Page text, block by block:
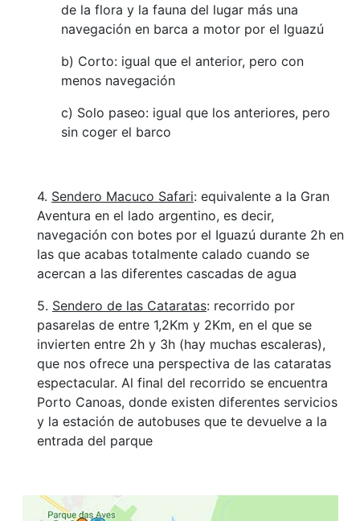
de la flora y la fauna del lugar más una
navegación en barca a motor por el Iguazú
b) Corto: igual que el anterior, pero con
menos navegación
c) Solo paseo: igual que los anteriores, pero
sin coger el barco
4. Sendero Macuco Safari: equivalente a la Gran
Aventura en el lado argentino, es decir,
navegación con botes por el Iguazú durante 2h en
las que acabas totalmente calado cuando se
acercan a las diferentes cascadas de agua
5. Sendero de las Cataratas: recorrido por
pasarelas de entre 1,2Km y 2Km, en el que se
invierten entre 2h y 3h (hay muchas escaleras),
que nos ofrece una perspectiva de las cataratas
espectacular. Al final del recorrido se encuentra
Porto Canoas, donde existen diferentes servicios
y la estación de autobuses que te devuelve a la
entrada del parque